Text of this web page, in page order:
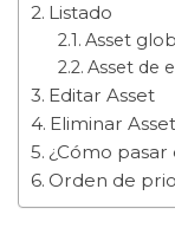
Listado
Asset
Asset de
Editar Asset
Eliminar Asset
¿Cómo
Orden de